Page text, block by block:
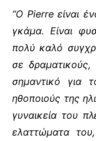
“Ο Pierreείναι
γκάμα. Είναι
πολύ καλό
σε δραματικούς,
σημαντικό για
ηθοποιούς της
γυναικεία του
ελαττώματα